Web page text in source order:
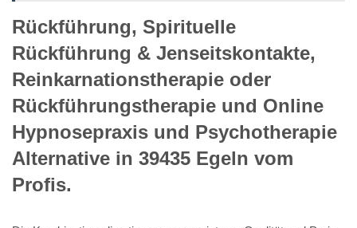
Rückführung, Spirituelle
Rückführung & Jenseitskontakte,
Reinkarnationstherapie oder
Rückführungstherapie und Online
Hypnosepraxis und Psychotherapie
Alternative in 39435 Egeln vom
Profis.